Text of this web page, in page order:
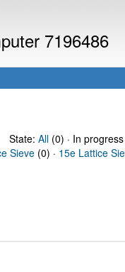
7196486
State: All(0) · In progress
Sieve (0) · 15e Lattice